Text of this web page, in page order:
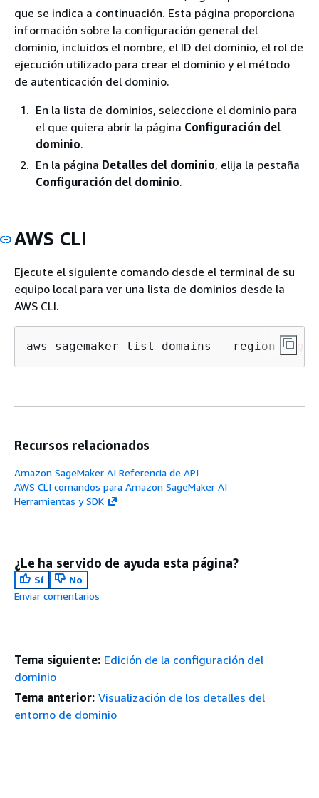
que se indica a continuación. Esta página proporciona
información sobre la configuración general del
dominio, incluidos el nombre, el ID del dominio, el rol de
ejecución utilizado para crear el dominio y el método
de autenticación del dominio.
En la lista de dominios, seleccione el dominio para
el que quiera abrir la página Configuración del
dominio.
En la página Detalles del dominio, elija la pestaña
Configuración del dominio.
AWS CLI
Ejecute el siguiente comando desde el terminal de su
equipo local para ver una lista de dominios desde la
AWS CLI.
aws sagemaker list-domains --region
Recursos relacionados
Amazon SageMaker AI Referencia de API
AWS CLI comandos para Amazon SageMaker AI
Herramientas y SDK
¿Le ha servido de ayuda esta página?
Sí
No
Enviar comentarios
Tema siguiente: Edición de la configuración del
dominio
Tema anterior: Visualización de los detalles del
entorno de dominio